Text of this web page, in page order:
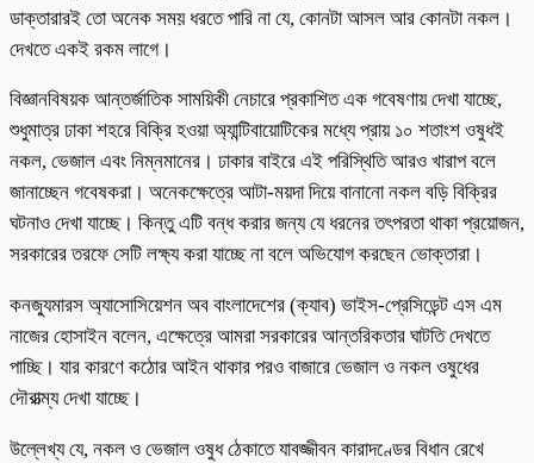
ডাক্তারারই তো অনেক সময় ধরতে পারি না যে, কোনটা আসল আর কোনটা নকল।
দেখতে একই রকম লাগে।
বিজ্ঞানবিষয়ক আন্তর্জাতিক সাময়িকী নেচারে প্রকাশিত এক গবেষণায় দেখা যাচ্ছে,
শুধুমাত্র ঢাকা শহরে বিক্রি হওয়া অ্যান্টিবায়োটিকের মধ্যে প্রায় ১০ শতাংশ ওষুধই
নকল, ভেজাল এবং নিম্নমানের। ঢাকার বাইরে এই পরিস্থিতি আরও খারাপ বলে
জানাচ্ছেন গবেষকরা। অনেকক্ষেত্রে আটা-ময়দা দিয়ে বানানো নকল বড়ি বিক্রির
ঘটনাও দেখা যাচ্ছে। কিন্তু এটি বন্ধ করার জন্য যে ধরনের তৎপরতা থাকা প্রয়োজন,
সরকারের তরফে সেটি লক্ষ্য করা যাচ্ছে না বলে অভিযোগ করছেন ভোক্তারা।
কনজ্যুমারস অ্যাসোসিয়েশন অব বাংলাদেশের (ক্যাব) ভাইস-প্রেসিডেন্ট এস এম
নাজের হোসাইন বলেন, এক্ষেত্রে আমরা সরকারের আন্তরিকতার ঘাটতি দেখতে
পাচ্ছি। যার কারণে কঠোর আইন থাকার পরও বাজারে ভেজাল ও নকল ওষুধের
দৌরাত্ম্য দেখা যাচ্ছে।
উল্লেখ্য যে, নকল ও ভেজাল ওষুধ ঠেকাতে যাবজ্জীবন কারাদণ্ডের বিধান রেখে